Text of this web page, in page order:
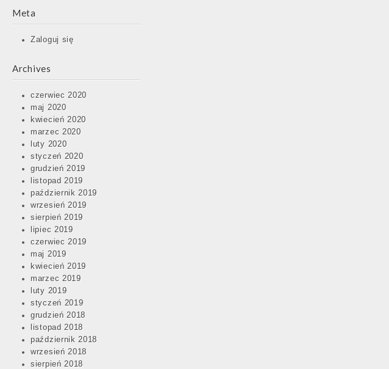
Meta
Zaloguj się
Archives
czerwiec 2020
maj 2020
kwiecień 2020
marzec 2020
luty 2020
styczeń 2020
grudzień 2019
listopad 2019
październik 2019
wrzesień 2019
sierpień 2019
lipiec 2019
czerwiec 2019
maj 2019
kwiecień 2019
marzec 2019
luty 2019
styczeń 2019
grudzień 2018
listopad 2018
październik 2018
wrzesień 2018
sierpień 2018